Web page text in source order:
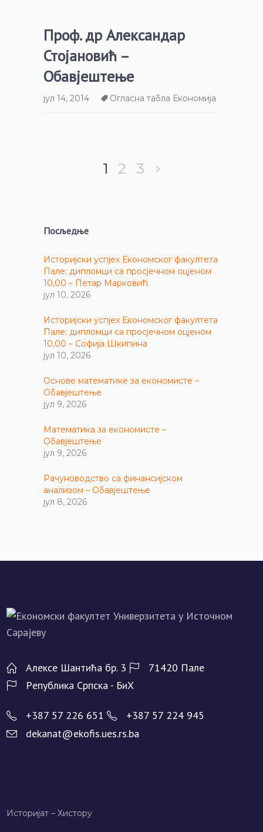
Проф. др Александар
Стојановић –
Обавјештење
јул 14, 2014 Огласна табла Економија
1 2 3
Посљедње
Историјски успјех Економског факултета
Пале: дипломци са просјечном оцјеном
10,00 – Петар Марковић
јул 10, 2026
Историјски успјех Економског факултета
Пале: дипломци са просјечном оцјеном
10,00 – Софија Шкипина
јул 10, 2026
Основе математике за економисте –
Обавјештење
јул 9, 2026
Математика за економисте –
Обавјештење
јул 9, 2026
Рачуноводство са финансијском
анализом – Обавјештење
јул 8, 2026
Алeксe Шантића бр. 3
71420 Палe
Рeпублика Српска - БиХ
+387 57 226 651
+387 57 224 945
dekanat@ekofis.ues.rs.ba
Историјат – Хисторy